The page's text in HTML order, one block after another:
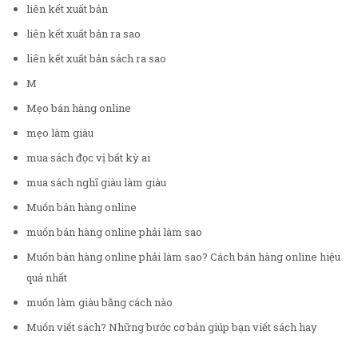
liên kết xuất bản
liên kết xuất bản ra sao
liên kết xuất bản sách ra sao
M
Mẹo bán hàng online
mẹo làm giàu
mua sách đọc vị bất kỳ ai
mua sách nghĩ giàu làm giàu
Muốn bán hàng online
muốn bán hàng online phải làm sao
Muốn bán hàng online phải làm sao? Cách bán hàng online hiệu
quả nhất
muốn làm giàu bằng cách nào
Muốn viết sách? Những bước cơ bản giúp bạn viết sách hay